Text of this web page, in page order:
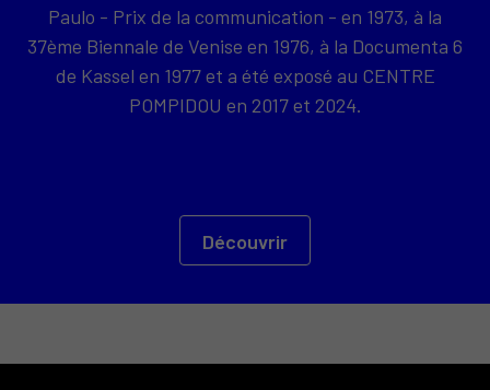
Paulo - Prix de la communication - en 1973, à la
37ème Biennale de Venise en 1976, à la Documenta 6
de Kassel en 1977 et a été exposé au CENTRE
POMPIDOU en 2017 et 2024.
Découvrir